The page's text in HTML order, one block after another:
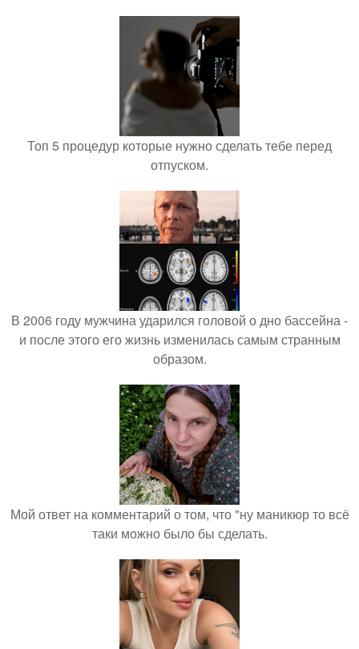
Топ 5 процедур которые нужно сделать тебе перед
отпуском.
В 2006 году мужчина ударился головой о дно бассейна -
и после этого его жизнь изменилась самым странным
образом.
Мой ответ на комментарий о том, что "ну маникюр то всё
таки можно было бы сделать.